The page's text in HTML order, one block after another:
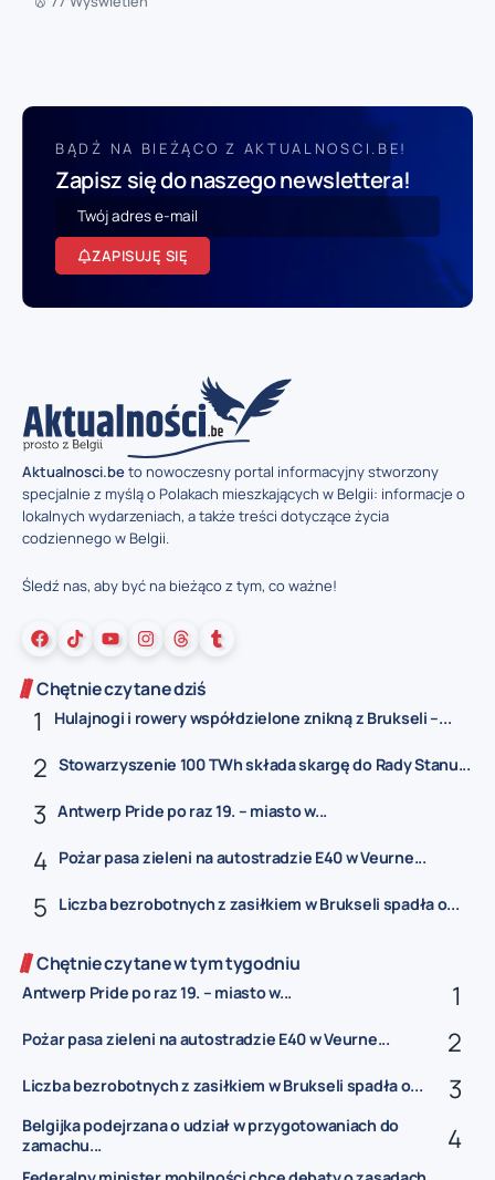
BĄDŹ NA BIEŻĄCO Z AKTUALNOSCI.BE!
Zapisz się do naszego newslettera!
ZAPISUJĘ SIĘ
Aktualnosci.beto nowoczesny portal informacyjny stworzony
specjalnie z myślą o Polakach mieszkających w Belgii: informacje o
lokalnych wydarzeniach, a także treści dotyczące życia
codziennego w Belgii.
Śledź nas, aby być na bieżąco z tym, co ważne!
Chętnie czytane dziś
Hulajnogi i rowery współdzielone znikną z Brukseli –...
Stowarzyszenie 100 TWh składa skargę do Rady Stanu...
Antwerp Pride po raz 19. – miasto w...
Pożar pasa zieleni na autostradzie E40 w Veurne...
Liczba bezrobotnych z zasiłkiem w Brukseli spadła o...
Chętnie czytane w tym tygodniu
Antwerp Pride po raz 19. – miasto w...
Pożar pasa zieleni na autostradzie E40 w Veurne...
Liczba bezrobotnych z zasiłkiem w Brukseli spadła o...
Belgijka podejrzana o udział w przygotowaniach do
zamachu...